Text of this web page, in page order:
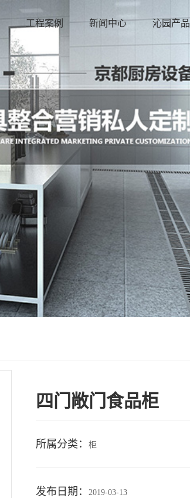
工程案例 新闻中心 沁园产品
四门敞门食品柜
所属分类： 柜
发布日期： 2019-03-13